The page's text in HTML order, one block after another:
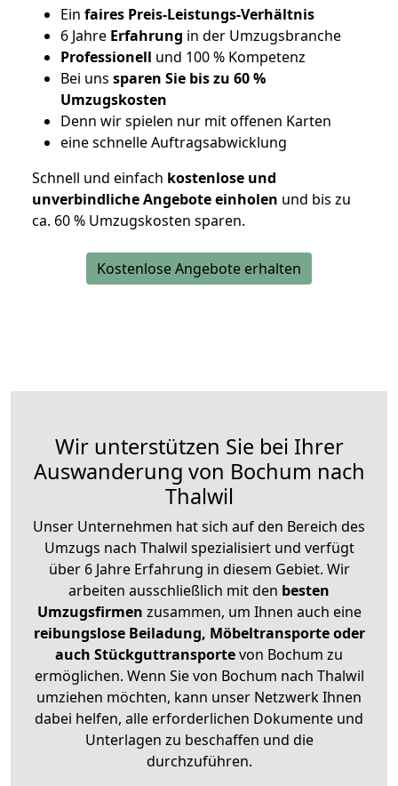
Ein faires Preis-Leistungs-Verhältnis
6 Jahre Erfahrung in der Umzugsbranche
Professionell und 100 % Kompetenz
Bei uns sparen Sie bis zu 60 %
Umzugskosten
Denn wir spielen nur mit offenen Karten
eine schnelle Auftragsabwicklung
Schnell und einfach kostenlose und
unverbindliche Angebote einholen und bis zu
ca. 60 % Umzugskosten sparen.
Kostenlose Angebote erhalten
Wir unterstützen Sie bei Ihrer
Auswanderung von Bochum nach
Thalwil
Unser Unternehmen hat sich auf den Bereich des
Umzugs nach Thalwil spezialisiert und verfügt
über 6 Jahre Erfahrung in diesem Gebiet. Wir
arbeiten ausschließlich mit den besten
Umzugsfirmen zusammen, um Ihnen auch eine
reibungslose Beiladung, Möbeltransporte oder
auch Stückguttransportevon Bochum zu
ermöglichen. Wenn Sie von Bochum nach Thalwil
umziehen möchten, kann unser Netzwerk Ihnen
dabei helfen, alle erforderlichen Dokumente und
Unterlagen zu beschaffen und die
durchzuführen.